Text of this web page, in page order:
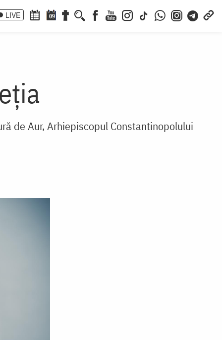
LIVE 09
de Aur, Arhiepiscopul Constantinopolului